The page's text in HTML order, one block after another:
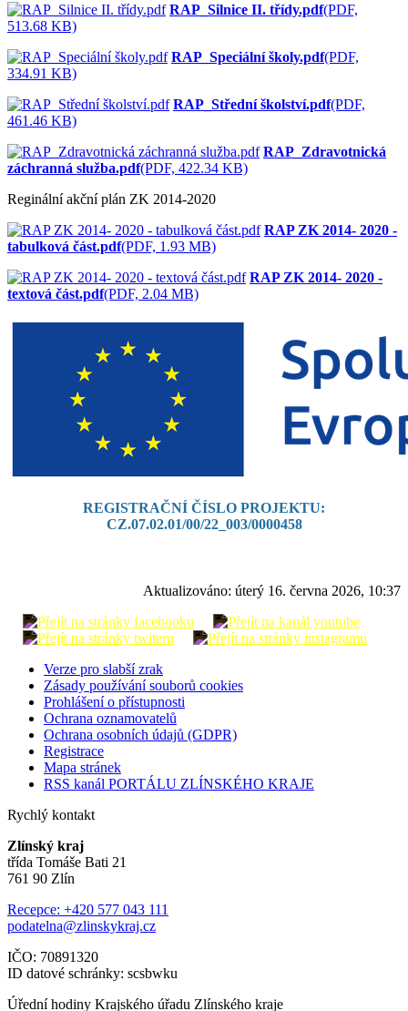
RAP_Silnice II. třídy.pdf(PDF,
513.68 KB)
RAP_Speciální školy.pdf(PDF,
334.91 KB)
RAP_Střední školství.pdf(PDF,
461.46 KB)
RAP_Zdravotnická
záchranná služba.pdf(PDF, 422.34 KB)
Reginální akční plán ZK 2014-2020
RAP ZK 2014- 2020 -
tabulková část.pdf(PDF, 1.93 MB)
RAP ZK 2014- 2020 -
textová část.pdf(PDF, 2.04 MB)
REGISTRAČNÍ ČÍSLO PROJEKTU:
CZ.07.02.01/00/22_003/0000458
Aktualizováno: úterý 16. června 2026, 10:37
Verze pro slabší zrak
Zásady používání souborů cookies
Prohlášení o přístupnosti
Ochrana oznamovatelů
Ochrana osobních údajů (GDPR)
Registrace
Mapa stránek
RSS kanál PORTÁLU ZLÍNSKÉHO KRAJE
Rychlý kontakt
Zlínský kraj
třída Tomáše Bati 21
761 90 Zlín
Recepce: +420 577 043 111
podatelna@zlinskykraj.cz
IČO: 70891320
ID datové schránky: scsbwku
Úřední hodiny Krajského úřadu Zlínského kraje